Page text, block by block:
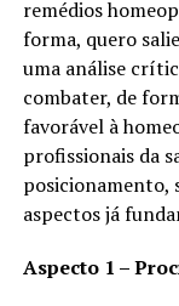
remédios
forma, quero
uma análise
combater, de
favorável à
profissionais da
posicionamento,
aspectos já
Aspecto 1 –